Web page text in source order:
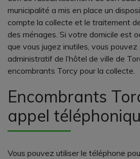
municipalité a mis en place un
compte la collecte et le traitement
des ménages. Si votre domicile est
que vous jugez inutiles, vous
administratif de l’hôtel de ville de
encombrants Torcy pour la collecte.
Encombrants
appel
Vous pouvez utiliser le téléphone